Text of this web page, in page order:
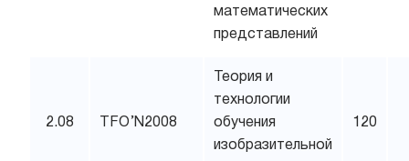
математических
представлений
2.08 TFO’N2008
Теория и
технологии
обучения
изобразительной
120